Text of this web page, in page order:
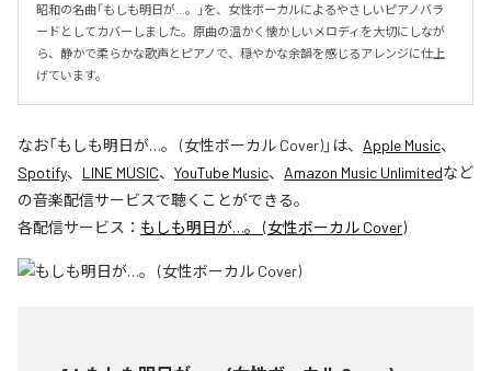
昭和の名曲「もしも明日が…。」を、女性ボーカルによるやさしいピアノバラ
ードとしてカバーしました。原曲の温かく懐かしいメロディを大切にしなが
ら、静かで柔らかな歌声とピアノで、穏やかな余韻を感じるアレンジに仕上
げています。
なお「もしも明日が…。 (女性ボーカル Cover)」は、 Apple Music、
Spotify、 LINE MUSIC、 YouTube Music、 Amazon Music Unlimitedなど
の音楽配信サービスで聴くことができる。
各配信サービス： もしも明日が…。 (女性ボーカル Cover)